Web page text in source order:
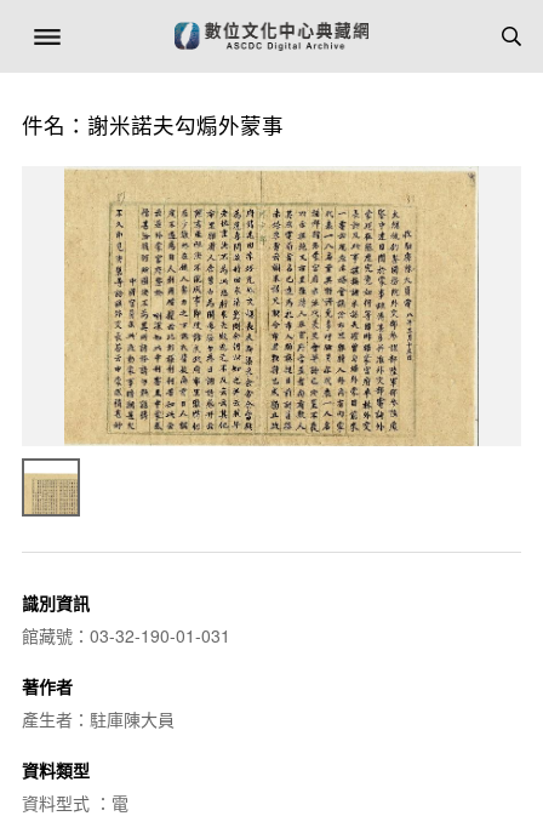
件名：謝米諾夫勾煽外蒙事
識別資訊
館藏號：03-32-190-01-031
著作者
產生者：駐庫陳大員
資料類型
資料型式 ：電